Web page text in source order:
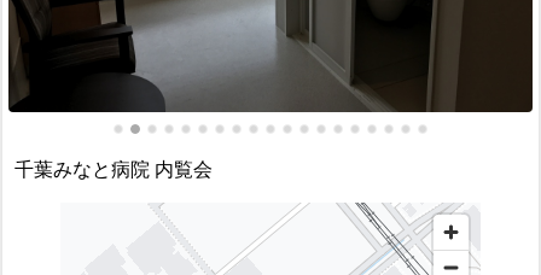
千葉みなと病院 内覧会